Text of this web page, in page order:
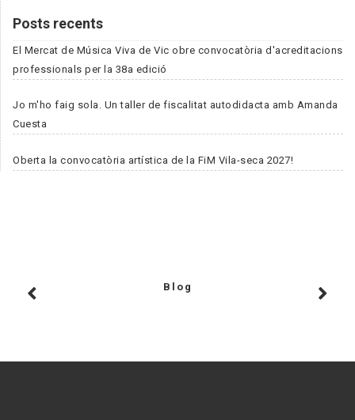
Posts recents
El Mercat de Música Viva de Vic obre convocatòria d'acreditacions
professionals per la 38a edició
Jo m'ho faig sola. Un taller de fiscalitat autodidacta amb Amanda
Cuesta
Oberta la convocatòria artística de la FiM Vila-seca 2027!
Blog